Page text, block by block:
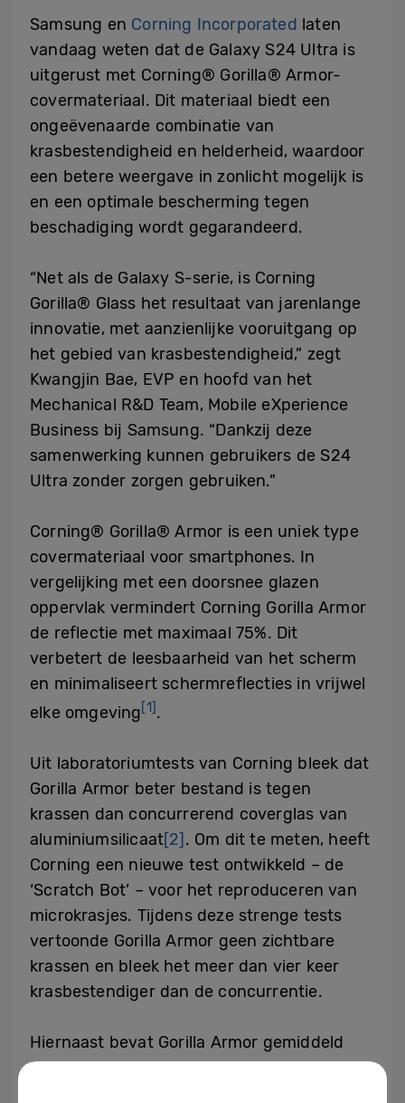
Samsung en Corning Incorporated laten
vandaag weten dat de Galaxy S24 Ultra is
uitgerust met Corning® Gorilla® Armor-
covermateriaal. Dit materiaal biedt een
ongeëvenaarde combinatie van
krasbestendigheid en helderheid, waardoor
een betere weergave in zonlicht mogelijk is
en een optimale bescherming tegen
beschadiging wordt gegarandeerd.
“Net als de Galaxy S-serie, is Corning
Gorilla® Glass het resultaat van jarenlange
innovatie, met aanzienlijke vooruitgang op
het gebied van krasbestendigheid,” zegt
Kwangjin Bae, EVP en hoofd van het
Mechanical R&D Team, Mobile eXperience
Business bij Samsung. “Dankzij deze
samenwerking kunnen gebruikers de S24
Ultra zonder zorgen gebruiken.”
Corning® Gorilla® Armor is een uniek type
covermateriaal voor smartphones. In
vergelijking met een doorsnee glazen
oppervlak vermindert Corning Gorilla Armor
de reflectie met maximaal 75%. Dit
verbetert de leesbaarheid van het scherm
en minimaliseert schermreflecties in vrijwel
elke omgeving[1].
Uit laboratoriumtests van Corning bleek dat
Gorilla Armor beter bestand is tegen
krassen dan concurrerend coverglas van
aluminiumsilicaat[2] . Om dit te meten, heeft
Corning een nieuwe test ontwikkeld – de
‘Scratch Bot’ – voor het reproduceren van
microkrasjes. Tijdens deze strenge tests
vertoonde Gorilla Armor geen zichtbare
krassen en bleek het meer dan vier keer
krasbestendiger dan de concurrentie.
Hiernaast bevat Gorilla Armor gemiddeld
25% pre-consumer gerecycled materiaal,